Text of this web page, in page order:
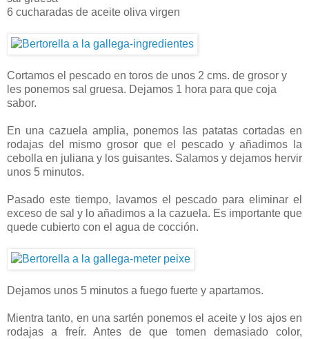
6 cucharadas de aceite oliva virgen
Cortamos el pescado en toros de unos 2 cms. de grosor y
les ponemos sal gruesa. Dejamos 1 hora para que coja
sabor.
En una cazuela amplia, ponemos las patatas cortadas en
rodajas del mismo grosor que el pescado y añadimos la
cebolla en juliana y los guisantes. Salamos y dejamos hervir
unos 5 minutos.
Pasado este tiempo, lavamos el pescado para eliminar el
exceso de sal y lo añadimos a la cazuela. Es importante que
quede cubierto con el agua de cocción.
Dejamos unos 5 minutos a fuego fuerte y apartamos.
Mientra tanto, en una sartén ponemos el aceite y los ajos en
rodajas a freír. Antes de que tomen demasiado color,